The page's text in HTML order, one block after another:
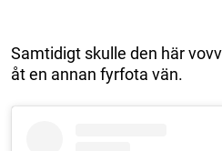
Samtidigt skulle den här
åt en annan fyrfota vän.